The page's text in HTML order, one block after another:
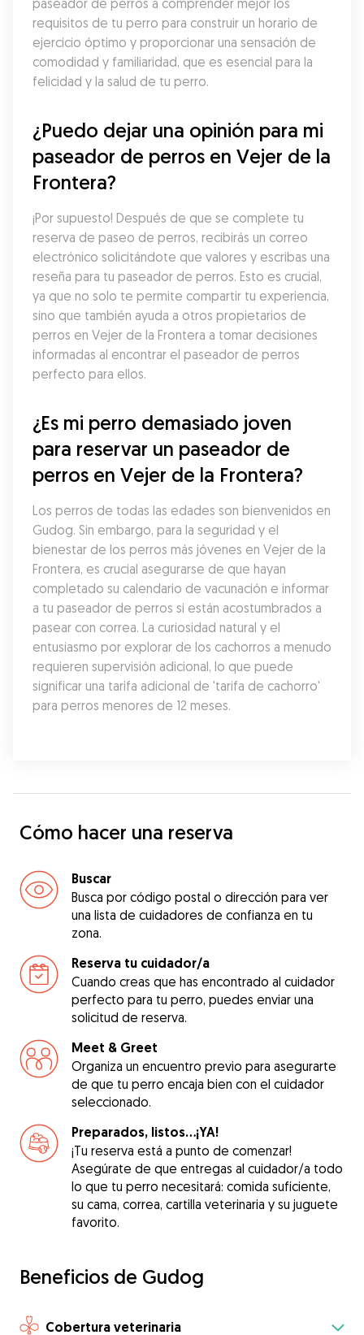
paseador de perros a comprender mejor los
requisitos de tu perro para construir un horario de
ejercicio óptimo y proporcionar una sensación de
comodidad y familiaridad, que es esencial para la
felicidad y la salud de tu perro.
¿Puedo dejar una opinión para mi
paseador de perros en Vejer de la
Frontera?
¡Por supuesto! Después de que se complete tu
reserva de paseo de perros, recibirás un correo
electrónico solicitándote que valores y escribas una
reseña para tu paseador de perros. Esto es crucial,
ya que no solo te permite compartir tu experiencia,
sino que también ayuda a otros propietarios de
perros en Vejer de la Frontera a tomar decisiones
informadas al encontrar el paseador de perros
perfecto para ellos.
¿Es mi perro demasiado joven
para reservar un paseador de
perros en Vejer de la Frontera?
Los perros de todas las edades son bienvenidos en
Gudog. Sin embargo, para la seguridad y el
bienestar de los perros más jóvenes en Vejer de la
Frontera, es crucial asegurarse de que hayan
completado su calendario de vacunación e informar
a tu paseador de perros si están acostumbrados a
pasear con correa. La curiosidad natural y el
entusiasmo por explorar de los cachorros a menudo
requieren supervisión adicional, lo que puede
significar una tarifa adicional de 'tarifa de cachorro'
para perros menores de 12 meses.
Cómo hacer una reserva
Buscar
Busca por código postal o dirección para ver
una lista de cuidadores de confianza en tu
zona.
Reserva tu cuidador/a
Cuando creas que has encontrado al cuidador
perfecto para tu perro, puedes enviar una
solicitud de reserva.
Meet & Greet
Organiza un encuentro previo para asegurarte
de que tu perro encaja bien con el cuidador
seleccionado.
Preparados, listos...¡YA!
¡Tu reserva está a punto de comenzar!
Asegúrate de que entregas al cuidador/a todo
lo que tu perro necesitará: comida suficiente,
su cama, correa, cartilla veterinaria y su juguete
favorito.
Beneficios de Gudog
Cobertura veterinaria